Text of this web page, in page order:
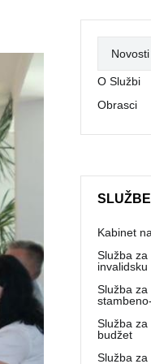
O Službi
Obrasci
Kabinet
Služba
Služba
Služba
budžet
Služba za